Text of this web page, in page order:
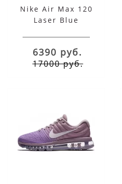
Nike Air Max 120
Laser Blue
6390 руб.
17000 руб.